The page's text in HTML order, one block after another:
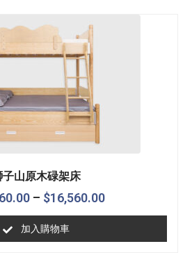
子山原木碌架床
– $16,560.00
加入購物車